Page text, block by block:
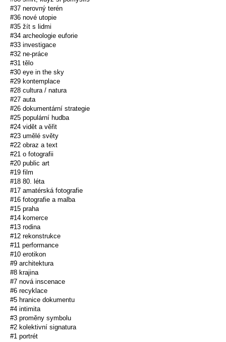
#37 nerovný terén
#36 nové utopie
#35 žít s lidmi
#34 archeologie euforie
#33 investigace
#32 ne-práce
#31 tělo
#30 eye in the sky
#29 kontemplace
#28 cultura / natura
#27 auta
#26 dokumentární strategie
#25 populární hudba
#24 vidět a věřit
#23 umělé světy
#22 obraz a text
#21 o fotografii
#20 public art
#19 film
#18 80. léta
#17 amatérská fotografie
#16 fotografie a malba
#15 praha
#14 komerce
#13 rodina
#12 rekonstrukce
#11 performance
#10 erotikon
#9 architektura
#8 krajina
#7 nová inscenace
#6 recyklace
#5 hranice dokumentu
#4 intimita
#3 proměny symbolu
#2 kolektivní signatura
#1 portrét